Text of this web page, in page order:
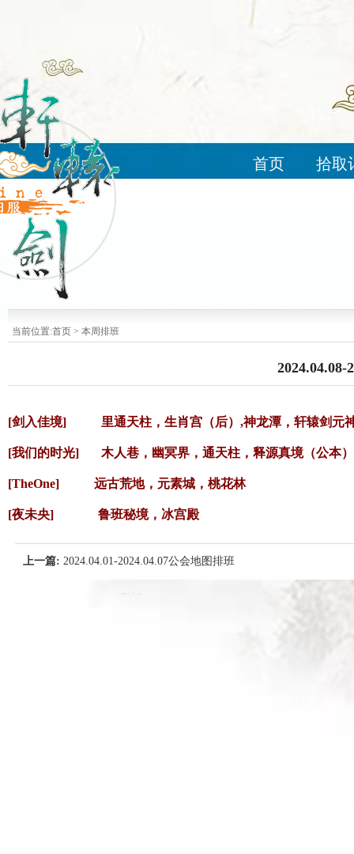
首页 拾取
当前位置:首页 > 本周排班
2024.04.08-
[剑入佳境] 里通天柱，生肖宫（后）,神龙潭，轩辕剑元
[我们的时光] 木人巷，幽冥界，通天柱，释源真境（公本）
[TheOne] 远古荒地，元素城，桃花林
[夜未央] 鲁班秘境，冰宫殿
上一篇:2024.04.01-2024.04.07公会地图排班